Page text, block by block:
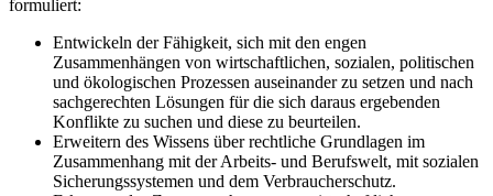
formuliert:
Entwickeln der Fähigkeit, sich mit den engen
Zusammenhängen von wirtschaftlichen, sozialen, politischen
und ökologischen Prozessen auseinander zu setzen und nach
sachgerechten Lösungen für die sich daraus ergebenden
Konflikte zu suchen und diese zu beurteilen.
Erweitern des Wissens über rechtliche Grundlagen im
Zusammenhang mit der Arbeits- und Berufswelt, mit sozialen
Sicherungssystemen und dem Verbraucherschutz.